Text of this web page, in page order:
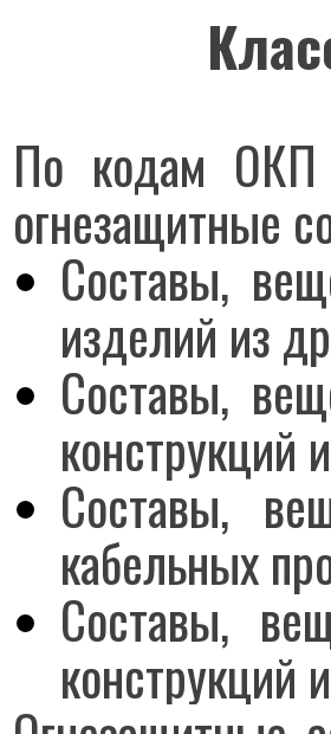
По кодам ОКП
огнезащитные
Составы,
изделий из
Составы,
конструкций
Составы,
кабельных
Составы,
конструкций